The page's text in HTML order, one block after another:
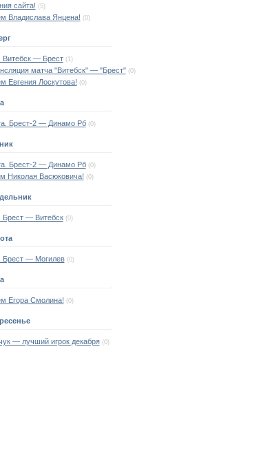
сайта! (5)
Владислава Янцена! (0)
Витебск — Брест (1)
матча "Витебск" — "Брест" (0)
Евгения Лоскутова! (0)
Брест-2 — Динамо Рб (0)
Брест-2 — Динамо Рб (0)
Николая Васюковича! (0)
Брест — Витебск (0)
Брест — Могилев (0)
Егора Смолина! (0)
— лучший игрок декабря (0)